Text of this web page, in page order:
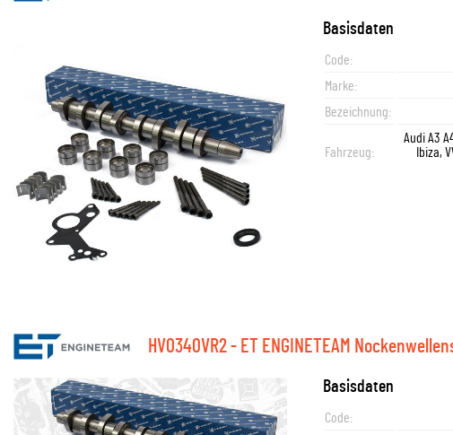
Basisdaten
Code:
Marke:
Bezeichnung:
Fahrzeug:
Audi A3
Ibiza,
HV0340VR2 - ET ENGINETEAM
Basisdaten
Code: